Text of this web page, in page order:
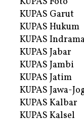
KUPAS Garut
KUPAS Hukum
KUPAS
KUPAS Jabar
KUPAS Jambi
KUPAS Jatim
KUPAS Jawa-
KUPAS Kalbar
KUPAS Kalsel